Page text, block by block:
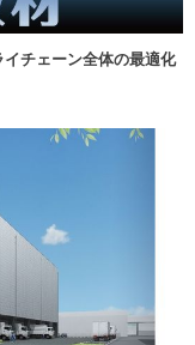
イチェーン全体の最適化